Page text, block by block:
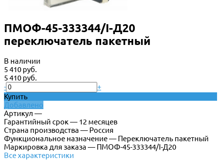
ПМОФ-45-333344/I-Д20
переключатель пакетный
В наличии
5 410 руб.
5 410 руб.
-
+
Купить
Добавлено
Артикул —
Гарантийный срок — 12 месяцев
Страна производства — Россия
Функциональное назначение — Переключатель пакетный
Маркировка для заказа — ПМОФ-45-333344/I-Д20
Все характеристики